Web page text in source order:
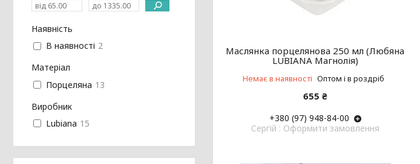
Маслянка порцелянова 250 мл (Любяна
LUBIANA Магнолія)
Немає в наявності Оптом і в роздріб
655 ₴
+380 (97) 948-84-00
Cергій : Оформити замовлення
Наявність
В наявності 2
Матеріал
Порцеляна 13
Виробник
Lubiana 15